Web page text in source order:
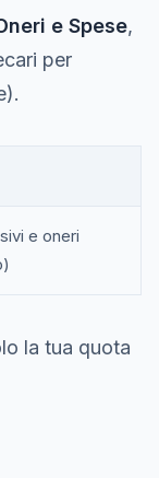
e Spese,
per
e oneri
la tua quota